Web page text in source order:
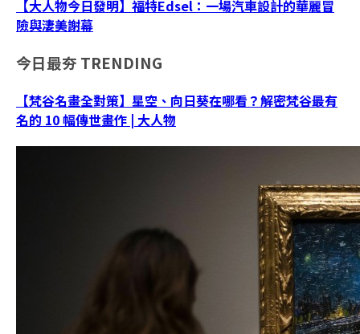
【大人物今日發明】福特Edsel：一場汽車設計的華麗冒
險與淒美謝幕
今日最夯 TRENDING
【梵谷名畫全對策】星空、向日葵在哪看？解密梵谷最有
名的 10 幅傳世畫作 | 大人物